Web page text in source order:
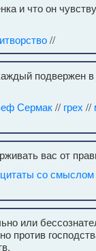
и что он
//
подвержен
Сермак// грех //
вас от
цитаты со смыслом
или
против